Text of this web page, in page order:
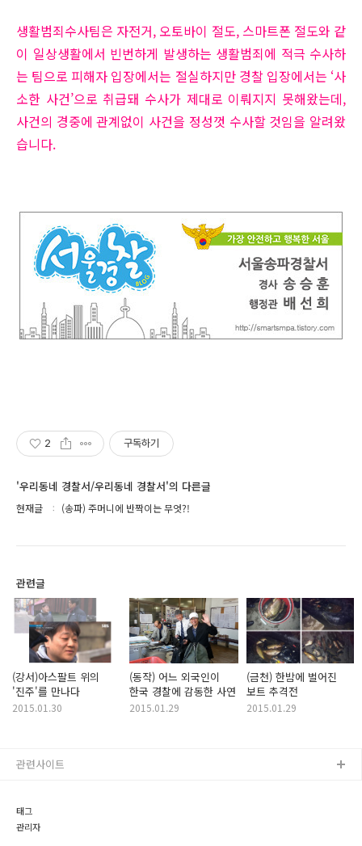
생활범죄수사팀은 자전거, 오토바이 절도, 스마트폰 절도와 같
이 일상생활에서 빈번하게 발생하는 생활범죄에 적극 수사하
는 팀으로 피해자 입장에서는 절실하지만 경찰 입장에서는 ‘사
소한 사건’으로 취급돼 수사가 제대로 이뤄지지 못해왔는데,
사건의 경중에 관계없이 사건을 정성껏 수사할 것임을 알려왔
습니다.
2 구독하기
'우리동네 경찰서/우리동네 경찰서'의 다른글
현재글 (송파) 주머니에 반짝이는 무엇?!
관련글
(강서)아스팔트 위의
'진주'를 만나다
2015.01.30
(동작) 어느 외국인이
한국 경찰에 감동한 사연
2015.01.29
(금천) 한밤에 벌어진
보트 추격전
2015.01.29
태그
관리자
관련사이트